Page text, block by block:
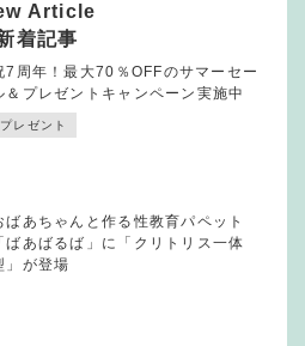
Article
着記事
7周年！最大70％OFFのサマーセー
＆プレゼントキャンペーン実施中
プレゼント
ばあちゃんと作る性教育パペット
「ばあばるば」に「クリトリス一体
」が登場